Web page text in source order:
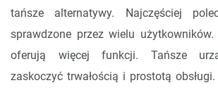
tańsze alternatywy. Najczęściej
sprawdzone przez wielu
oferują więcej funkcji. Tańsze
zaskoczyć trwałością i prostotą